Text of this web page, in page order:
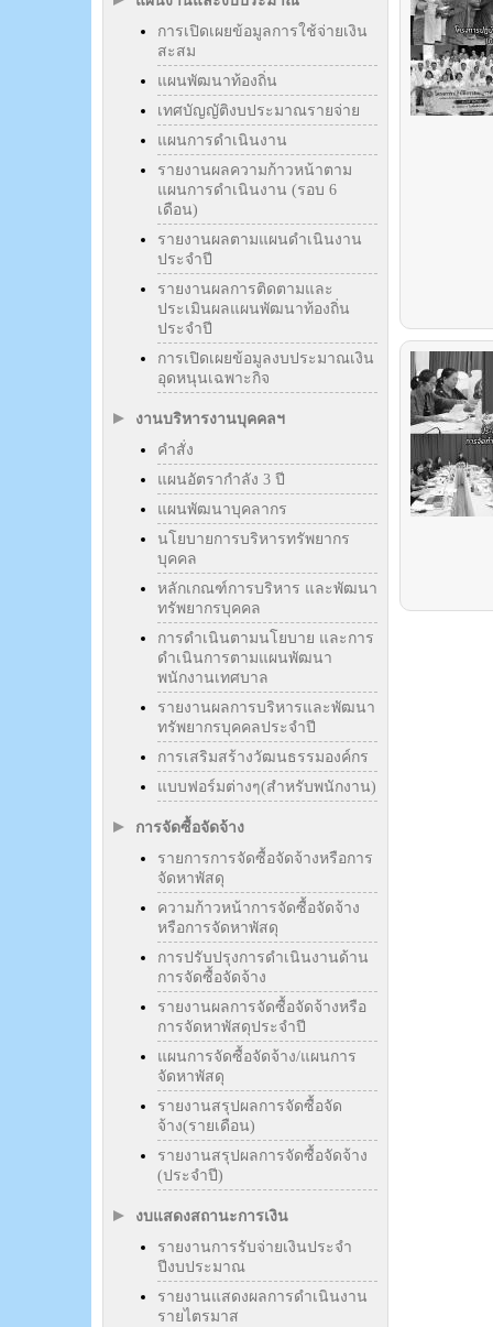
การเปิดเผยข้อมูลการใช้จ่ายเงิน
สะสม
แผนพัฒนาท้องถิ่น
เทศบัญญัติงบประมาณรายจ่าย
แผนการดำเนินงาน
รายงานผลความก้าวหน้าตาม
แผนการดำเนินงาน (รอบ 6
เดือน)
รายงานผลตามแผนดำเนินงาน
ประจำปี
รายงานผลการติดตามและ
ประเมินผลแผนพัฒนาท้องถิ่น
ประจำปี
การเปิดเผยข้อมูลงบประมาณเงิน
อุดหนุนเฉพาะกิจ
งานบริหารงานบุคคลฯ
คำสั่ง
แผนอัตรากำลัง 3 ปี
แผนพัฒนาบุคลากร
นโยบายการบริหารทรัพยากร
บุคคล
หลักเกณฑ์การบริหาร และพัฒนา
ทรัพยากรบุคคล
การดำเนินตามนโยบาย และการ
ดำเนินการตามแผนพัฒนา
พนักงานเทศบาล
รายงานผลการบริหารและพัฒนา
ทรัพยากรบุคคลประจำปี
การเสริมสร้างวัฒนธรรมองค์กร
แบบฟอร์มต่างๆ(สำหรับพนักงาน)
การจัดซื้อจัดจ้าง
รายการการจัดซื้อจัดจ้างหรือการ
จัดหาพัสดุ
ความก้าวหน้าการจัดซื้อจัดจ้าง
หรือการจัดหาพัสดุ
การปรับปรุงการดำเนินงานด้าน
การจัดซื้อจัดจ้าง
รายงานผลการจัดซื้อจัดจ้างหรือ
การจัดหาพัสดุประจำปี
แผนการจัดซื้อจัดจ้าง/แผนการ
จัดหาพัสดุ
รายงานสรุปผลการจัดซื้อจัด
จ้าง(รายเดือน)
รายงานสรุปผลการจัดซื้อจัดจ้าง
(ประจำปี)
งบแสดงสถานะการเงิน
รายงานการรับจ่ายเงินประจำ
ปีงบประมาณ
รายงานแสดงผลการดำเนินงาน
รายไตรมาส